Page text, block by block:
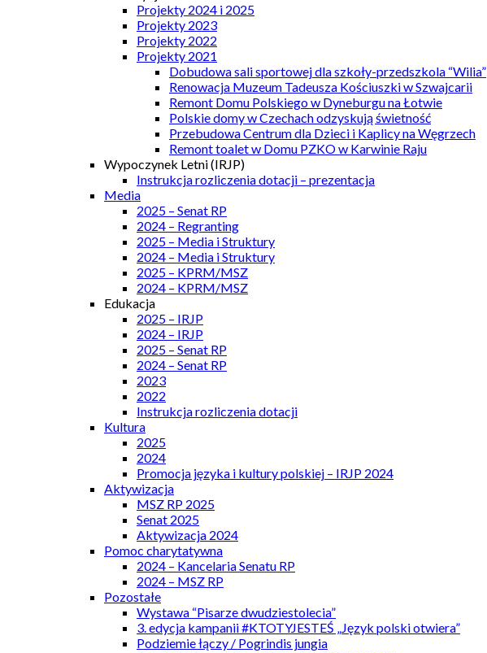
Projekty 2024 i 2025
Projekty 2023
Projekty 2022
Projekty 2021
Dobudowa sali sportowej dla szkoły-przedszkola “Wilia”
Renowacja Muzeum Tadeusza Kościuszki w Szwajcarii
Remont Domu Polskiego w Dyneburgu na Łotwie
Polskie domy w Czechach odzyskują świetność
Przebudowa Centrum dla Dzieci i Kaplicy na Węgrzech
Remont toalet w Domu PZKO w Karwinie Raju
Wypoczynek Letni (IRJP)
Instrukcja rozliczenia dotacji – prezentacja
Media
2025 – Senat RP
2024 – Regranting
2025 – Media i Struktury
2024 – Media i Struktury
2025 – KPRM/MSZ
2024 – KPRM/MSZ
Edukacja
2025 – IRJP
2024 – IRJP
2025 – Senat RP
2024 – Senat RP
2023
2022
Instrukcja rozliczenia dotacji
Kultura
2025
2024
Promocja języka i kultury polskiej – IRJP 2024
Aktywizacja
MSZ RP 2025
Senat 2025
Aktywizacja 2024
Pomoc charytatywna
2024 – Kancelaria Senatu RP
2024 – MSZ RP
Pozostałe
Wystawa “Pisarze dwudziestolecia”
3. edycja kampanii #KTOTYJESTEŚ „Język polski otwiera”
Podziemie łączy / Pogrindis jungia